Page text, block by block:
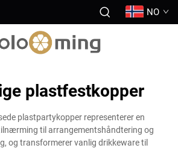
NO
plastfestkopper
plastpartykopper representerer en
til arrangementshåndtering og
og transformerer vanlig drikkeware til